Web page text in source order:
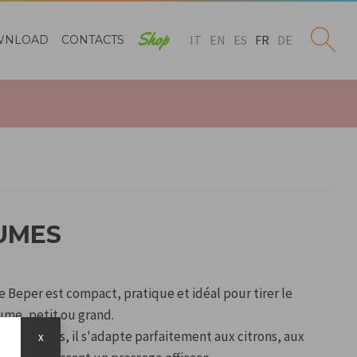
CONTACTS Shop IT EN ES FR DE
Beper est compact, pratique et idéal pour tirer le
petit ou grand.
il s'adapte parfaitement aux citrons, aux
x